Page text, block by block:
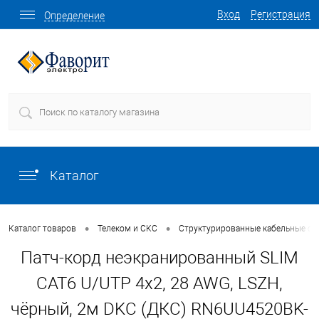
Вход Регистрация
Определение
Каталог
Каталог товаров • Телеком и СКС • Структурированные кабельные
Патч-корд неэкранированный SLIM
CAT6 U/UTP 4х2, 28 AWG, LSZH,
чёрный, 2м DKC (ДКС) RN6UU4520BK-